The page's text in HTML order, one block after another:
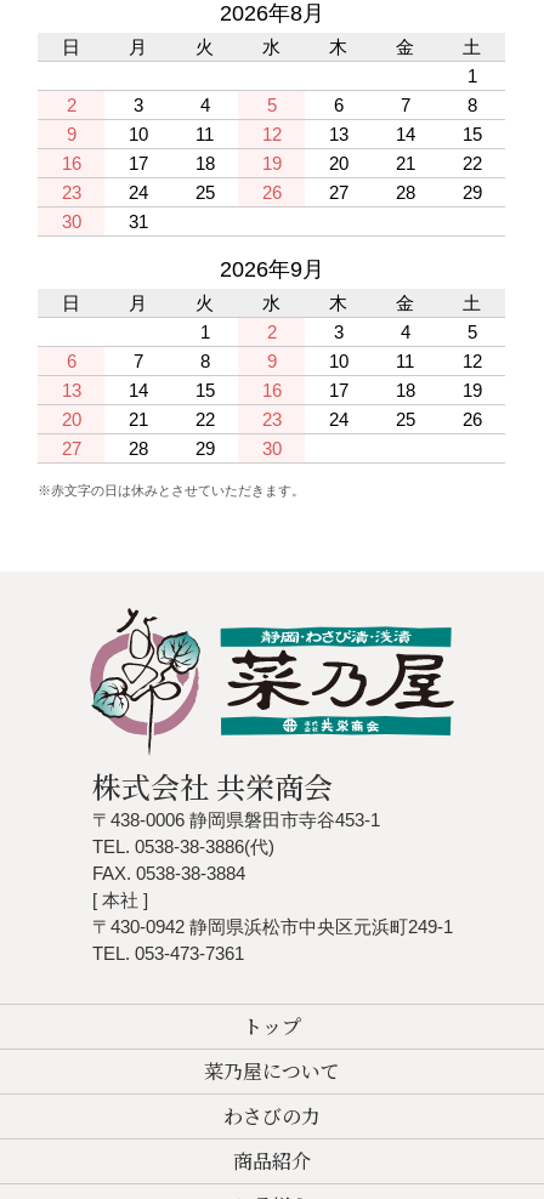
2026年8月
日 月 火 水 木 金
土
1
2
3 4 5 6 7
8
9
10 11 12 13 14
15
16
17 18 19 20 21
22
23
24 25 26 27 28
29
30
31
2026年9月
日 月 火 水 木 金
土
1
2 3 4
5
6
7 8 9 10 11
12
13
14 15 16 17 18
19
20
21 22 23 24 25
26
27
28 29 30
※赤文字の日は休みとさせていただきます。
株式会社 共栄商会
〒438-0006 静岡県磐田市寺谷453-1
TEL. 0538-38-3886(代)
FAX. 0538-38-3884
[ 本社 ]
〒430-0942 静岡県浜松市中央区元浜町249-1
TEL. 053-473-7361
トップ
菜乃屋について
わさびの力
商品紹介